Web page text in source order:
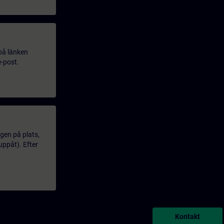
länken
post.
på plats,
Efter
Kontakt